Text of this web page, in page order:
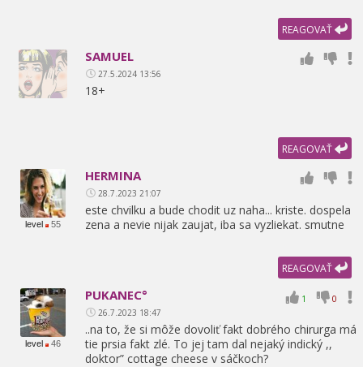
REAGOVAŤ
SAMUEL
27.5.2024 13:56
18+
REAGOVAŤ
level 55
HERMINA
28.7.2023 21:07
este chvilku a bude chodit uz naha... kriste. dospela
zena a nevie nijak zaujat, iba sa vyzliekat. smutne
REAGOVAŤ
level 46
1 0
PUKANEC°
26.7.2023 18:47
..na to, že si môže dovoliť fakt dobrého chirurga má
tie prsia fakt zlé. To jej tam dal nejaký indický ,,
doktor” cottage cheese v sáčkoch?